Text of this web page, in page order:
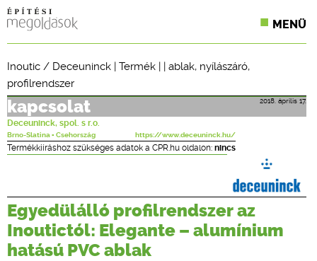
MENÜ
CPR TERMÉKKIÍRÁS
ÉPÍTÉSI JOG
TERVEZÉSI SEGÉDLETEK
Inoutic / Deceuninck | Termék | | ablak, nyílászáró,
profilrendszer
2018. április 17.
kapcsolat
Deceuninck, spol. s r.o.
Brno-Slatina ▪ Csehország https://www.deceuninck.hu/
Termékkiíráshoz szükséges adatok a CPR.hu oldalon: nincs
Egyedülálló profilrendszer az
Inoutictól: Elegante – alumínium
hatású PVC ablak